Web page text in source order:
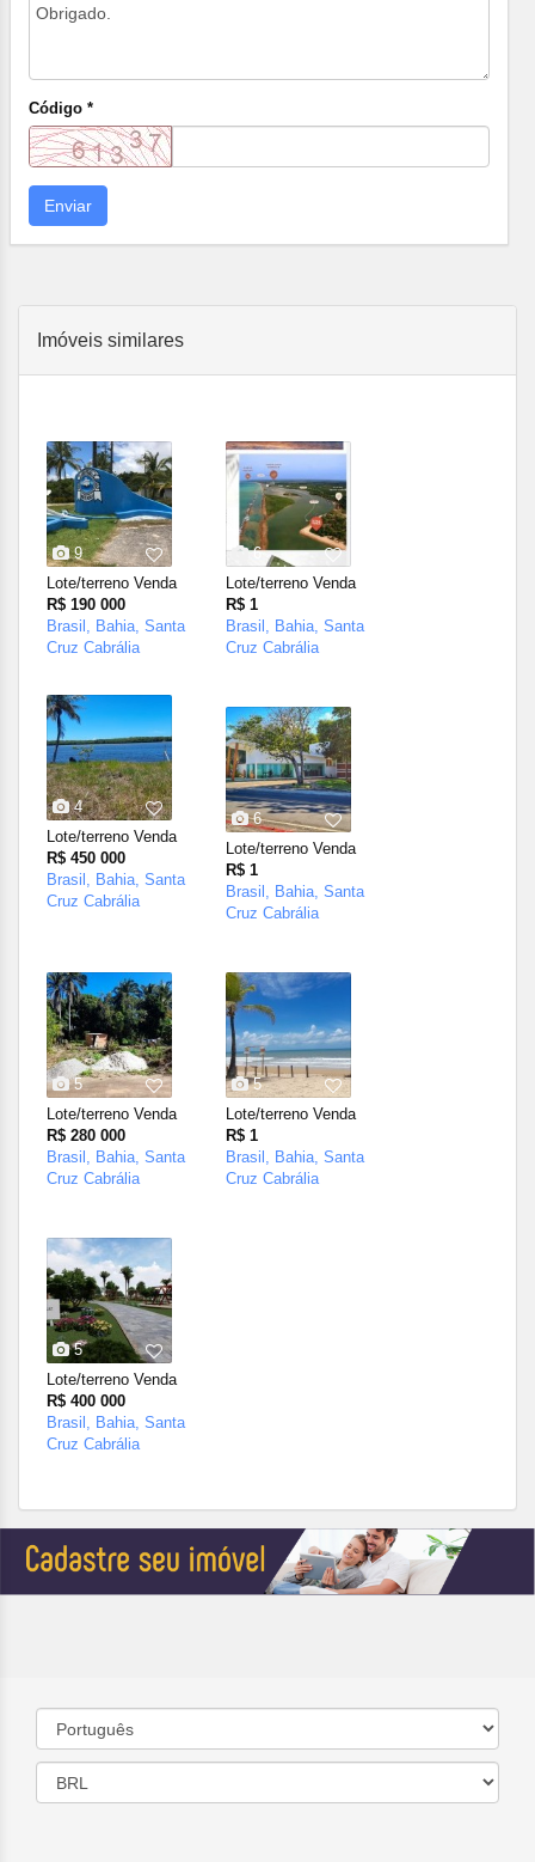
Código *
Enviar
Imóveis similares
9
Lote/terreno Venda
R$ 190 000
Brasil, Bahia, Santa
Cruz Cabrália
6
Lote/terreno Venda
R$ 1
Brasil, Bahia, Santa
Cruz Cabrália
4
Lote/terreno Venda
R$ 450 000
Brasil, Bahia, Santa
Cruz Cabrália
6
Lote/terreno Venda
R$ 1
Brasil, Bahia, Santa
Cruz Cabrália
5
Lote/terreno Venda
R$ 280 000
Brasil, Bahia, Santa
Cruz Cabrália
5
Lote/terreno Venda
R$ 1
Brasil, Bahia, Santa
Cruz Cabrália
5
Lote/terreno Venda
R$ 400 000
Brasil, Bahia, Santa
Cruz Cabrália